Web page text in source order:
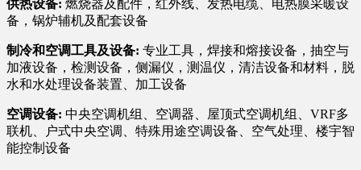
供热设备: 燃烧器及配件，红外线、发热电缆、电热膜采暖设
备，锅炉辅机及配套设备
制冷和空调工具及设备: 专业工具，焊接和熔接设备，抽空与
加液设备，检测设备，侧漏仪，测温仪，清洁设备和材料，脱
水和水处理设备装置、加工设备
空调设备: 中央空调机组、空调器、屋顶式空调机组、VRF多
联机、户式中央空调、特殊用途空调设备、空气处理、楼宇智
能控制设备